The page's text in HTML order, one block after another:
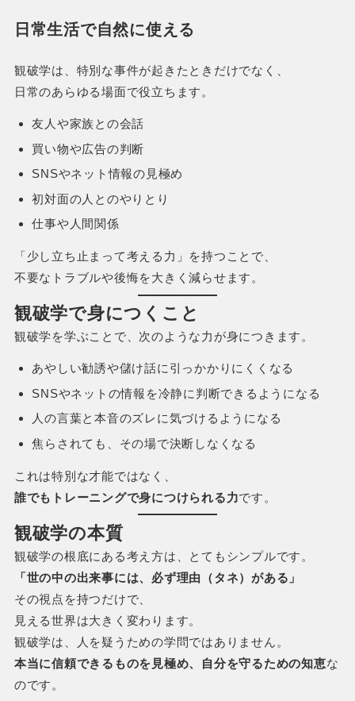
日常生活で自然に使える
観破学は、特別な事件が起きたときだけでなく、
日常のあらゆる場面で役立ちます。
友人や家族との会話
買い物や広告の判断
SNSやネット情報の見極め
初対面の人とのやりとり
仕事や人間関係
「少し立ち止まって考える力」を持つことで、
不要なトラブルや後悔を大きく減らせます。
観破学で身につくこと
観破学を学ぶことで、次のような力が身につきます。
あやしい勧誘や儲け話に引っかかりにくくなる
SNSやネットの情報を冷静に判断できるようになる
人の言葉と本音のズレに気づけるようになる
焦らされても、その場で決断しなくなる
これは特別な才能ではなく、
誰でもトレーニングで身につけられる力です。
観破学の本質
観破学の根底にある考え方は、とてもシンプルです。
「世の中の出来事には、必ず理由（タネ）がある」
その視点を持つだけで、
見える世界は大きく変わります。
観破学は、人を疑うための学問ではありません。
本当に信頼できるものを見極め、自分を守るための知恵な
のです。